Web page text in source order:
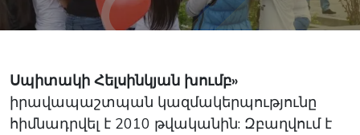
Սպիտակի Հելսինկյան խումբ»
իրավապաշտպան կազմակերպությունը
հիմնադրվել է 2010 թվականին: Զբաղվում է